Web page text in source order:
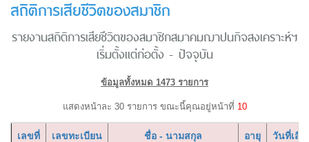
สถิติการเสียชีวิตของสมาชิก
รายงานสถิติการเสียชีวิตของสมาชิกสมาคมฌาปนกิจสงเคราะห์ฯ
เริ่มตั้งแต่ก่อตั้ง - ปัจจุบัน
ข้อมูลทั้งหมด 1473 รายการ
แสดงหน้าละ 30 รายการ ขณะนี้คุณอยู่หน้าที่ 10
เลขที่
เลขทะเบียน
ชื่อ - นามสกุล อายุ วันที่เสี